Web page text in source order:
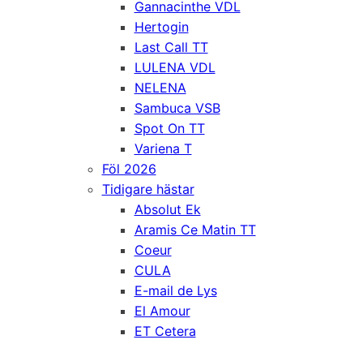
Gannacinthe VDL
Hertogin
Last Call TT
LULENA VDL
NELENA
Sambuca VSB
Spot On TT
Variena T
Föl 2026
Tidigare hästar
Absolut Ek
Aramis Ce Matin TT
Coeur
CULA
E-mail de Lys
El Amour
ET Cetera